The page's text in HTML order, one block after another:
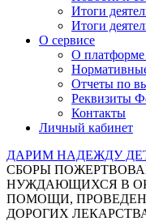
Итоги
Итоги
О сервисе
О
Отчеты по
Реквизиты
Контакты
Личный кабинет
ДАРИМ НАДЕЖДУ
СБОРЫ
НУЖДАЮЩИХСЯ В
ПОМОЩИ,
ДОРОГИХ